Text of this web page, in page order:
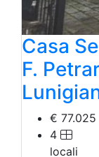
Casa
F.
€ 77.025
4
locali